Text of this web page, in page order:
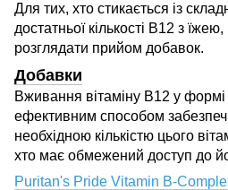
Для тих, хто стикається із
достатньої кількості B12 з
розглядати прийом добавок.
Добавки
Вживання вітаміну B12 у
ефективним способом
необхідною кількістю цього
хто має обмежений доступ до
Puritan's Pride Vitamin B-